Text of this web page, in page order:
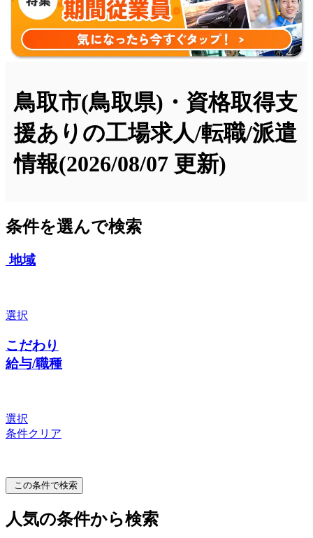
鳥取市(鳥取県)・資格取得支
援ありの工場求人/転職/派遣
情報(2026/08/07 更新)
条件を選んで検索
地域
選択
こだわり
給与/職種
選択
条件クリア
この条件で検索
人気の条件から検索